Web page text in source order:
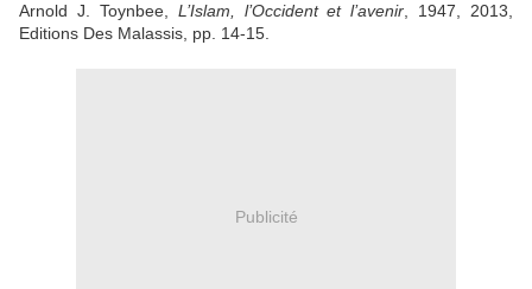
Arnold J. Toynbee, L’Islam, l’Occident et l’avenir , 1947, 2013,
Editions Des Malassis, pp. 14-15.
Publicité